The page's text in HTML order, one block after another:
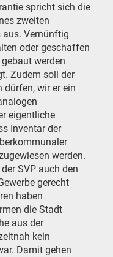
spricht sich die
zweiten
aus. Vernünftig
oder geschaffen
werden
Zudem soll der
dürfen, wir er ein
eigentliche
Inventar der
werden.
SVP auch den
gerecht
haben
die Stadt
aus der
kein
Damit gehen